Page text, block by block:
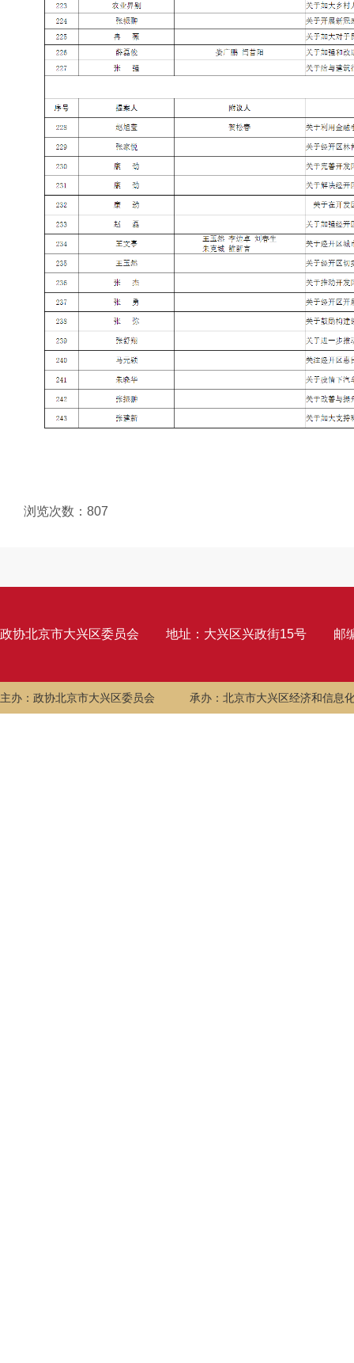
浏览次数： 807
政协北京市大兴区委员会 地址：大兴区兴政街15号 邮
主办：政协北京市大兴区委员会 承办：北京市大兴区经济和信息